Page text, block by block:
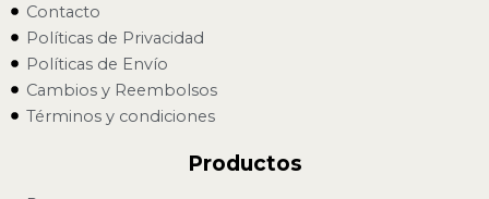
Contacto
Políticas de Privacidad
Políticas de Envío
Cambios y Reembolsos
Términos y condiciones
Productos